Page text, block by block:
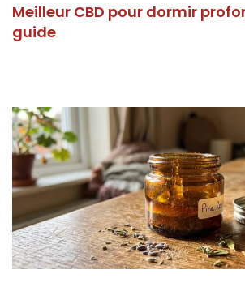
Meilleur CBD pour dormir
guide